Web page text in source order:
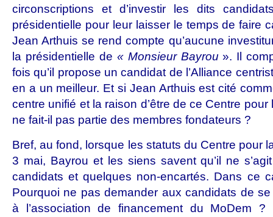
circonscriptions et d’investir les dits
présidentielle pour leur laisser le temps de faire
Jean Arthuis se rend compte qu’aucune
la présidentielle de « Monsieur Bayrou ». Il
fois qu’il propose un candidat de l’Alliance
en a un meilleur. Et si Jean Arthuis est cité
centre unifié et la raison d’être de ce Centre
ne fait-il pas partie des membres fondateurs ?
Bref, au fond, lorsque les statuts du Centre pour
3 mai, Bayrou et les siens savent qu’il ne
candidats et quelques non-encartés. Dans ce
Pourquoi ne pas demander aux candidats de
à l’association de financement du MoDem ?